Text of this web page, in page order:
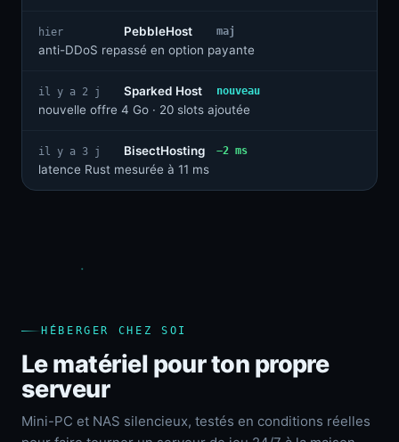
hier
PebbleHost
anti-DDoS repassé en option payante
maj
il y a 2 j
Sparked Host
nouvelle offre 4 Go · 20 slots ajoutée
nouveau
il y a 3 j
BisectHosting
latence Rust mesurée à 11 ms
−2 ms
HÉBERGER CHEZ SOI
Le matériel pour ton propre
serveur
Mini-PC et NAS silencieux, testés en conditions réelles